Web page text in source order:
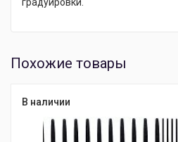
Похожие товары
В наличии